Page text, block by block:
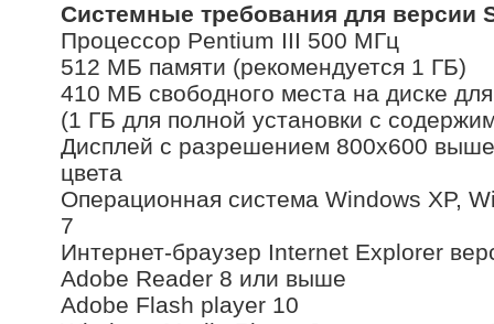
Системные требования для версии
Процессор Pentium III 500 МГц
512 МБ памяти (рекомендуется 1 ГБ)
410 МБ свободного места на диске
(1 ГБ для полной установки с
Дисплей с разрешением 800х600
цвета
Операционная система Windows XP,
7
Интернет-браузер Internet Explorer
Adobe Reader 8 или выше
Adobe Flash player 10